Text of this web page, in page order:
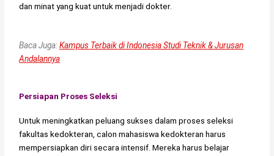
dan minat yang kuat untuk menjadi dokter.
Baca Juga:Kampus Terbaik di Indonesia Studi Teknik & Jurusan
Andalannya
Persiapan Proses Seleksi
Untuk meningkatkan peluang sukses dalam proses seleksi
fakultas kedokteran, calon mahasiswa kedokteran harus
mempersiapkan diri secara intensif. Mereka harus belajar